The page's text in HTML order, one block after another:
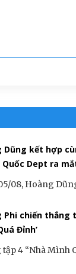
Dũng kết hợp
Quốc Dept ra
08, Hoàng
Phi chiến thắng
Đỉnh’
4 “Nhà Mình